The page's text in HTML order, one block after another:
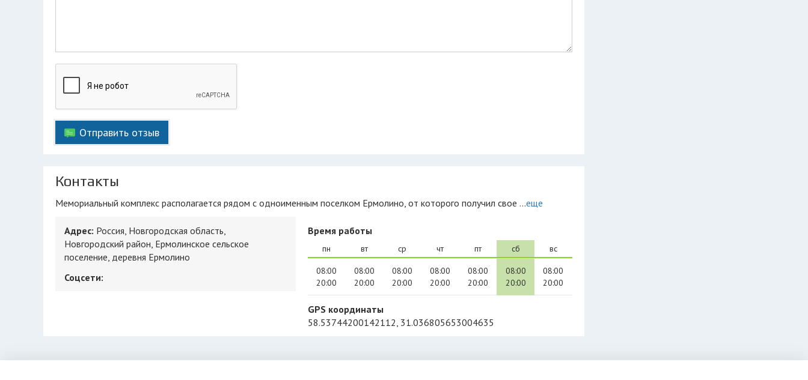
Отправить отзыв
Контакты
Мемориальный комплекс располагается рядом с одноименным поселком Ермолино, от которого получил свое ...еще
Адрес: Россия, Новгородская область,
Новгородский район, Ермолинское сельское
поселение, деревня Ермолино
Соцсети:
Время работы
пн
08:00
20:00
вт
08:00
20:00
ср
08:00
20:00
чт
08:00
20:00
пт
08:00
20:00
сб
08:00
20:00
вс
08:00
20:00
GPS координаты
58.53744200142112, 31.036805653004635